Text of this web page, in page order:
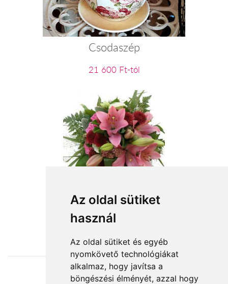
Az oldal sütiket
használ
Az oldal sütiket és egyéb
nyomkövető technológiákat
alkalmaz, hogy javítsa a
böngészési élményét, azzal hogy
Csodaszép
21 600 Ft-tól
Elegáns csokor
28 000 Ft-tól